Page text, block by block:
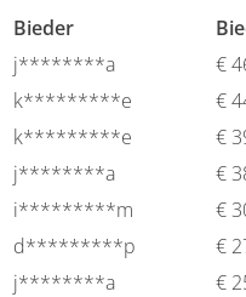
Bieder
j********a
€
k*********e
€
k*********e
€
j********a
€
i*********m
€
d*********p
€
j********a
€